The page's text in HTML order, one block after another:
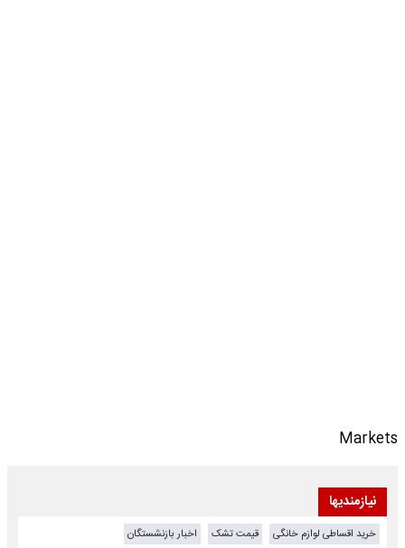
Markets
نیازمندیها
خرید اقساطی لوازم خانگی قیمت تشک
اخبار بازنشستگان